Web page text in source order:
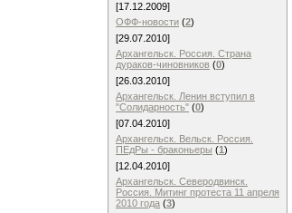
[17.12.2009]
ОФФ-новости (2)
[29.07.2010]
Архангельск. Россия. Страна
дураков-чиновников (0)
[26.03.2010]
Архангельск. Ленин вступил в
"Солидарность" (0)
[07.04.2010]
Архангельск. Вельск. Россия.
ПЕдРы - браконьеры (1)
[12.04.2010]
Архангельск. Северодвинск.
Россия. Митинг протеста 11 апреля
2010 года (3)